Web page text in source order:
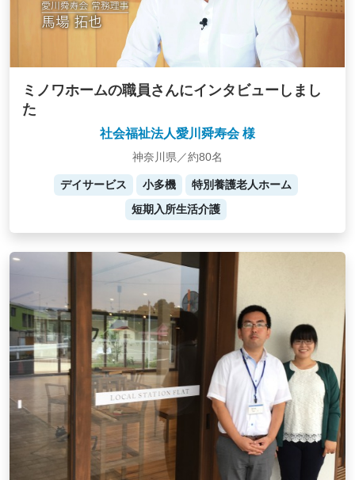
ミノワホームの職員さんにインタビューしまし
た
社会福祉法人愛川舜寿会 様
神奈川県／約80名
デイサービス 小多機
特別養護老人ホーム
短期入所生活介護